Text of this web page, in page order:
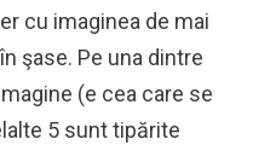
cu imaginea de mai
şase. Pe una dintre
(e cea care se
5 sunt tipărite